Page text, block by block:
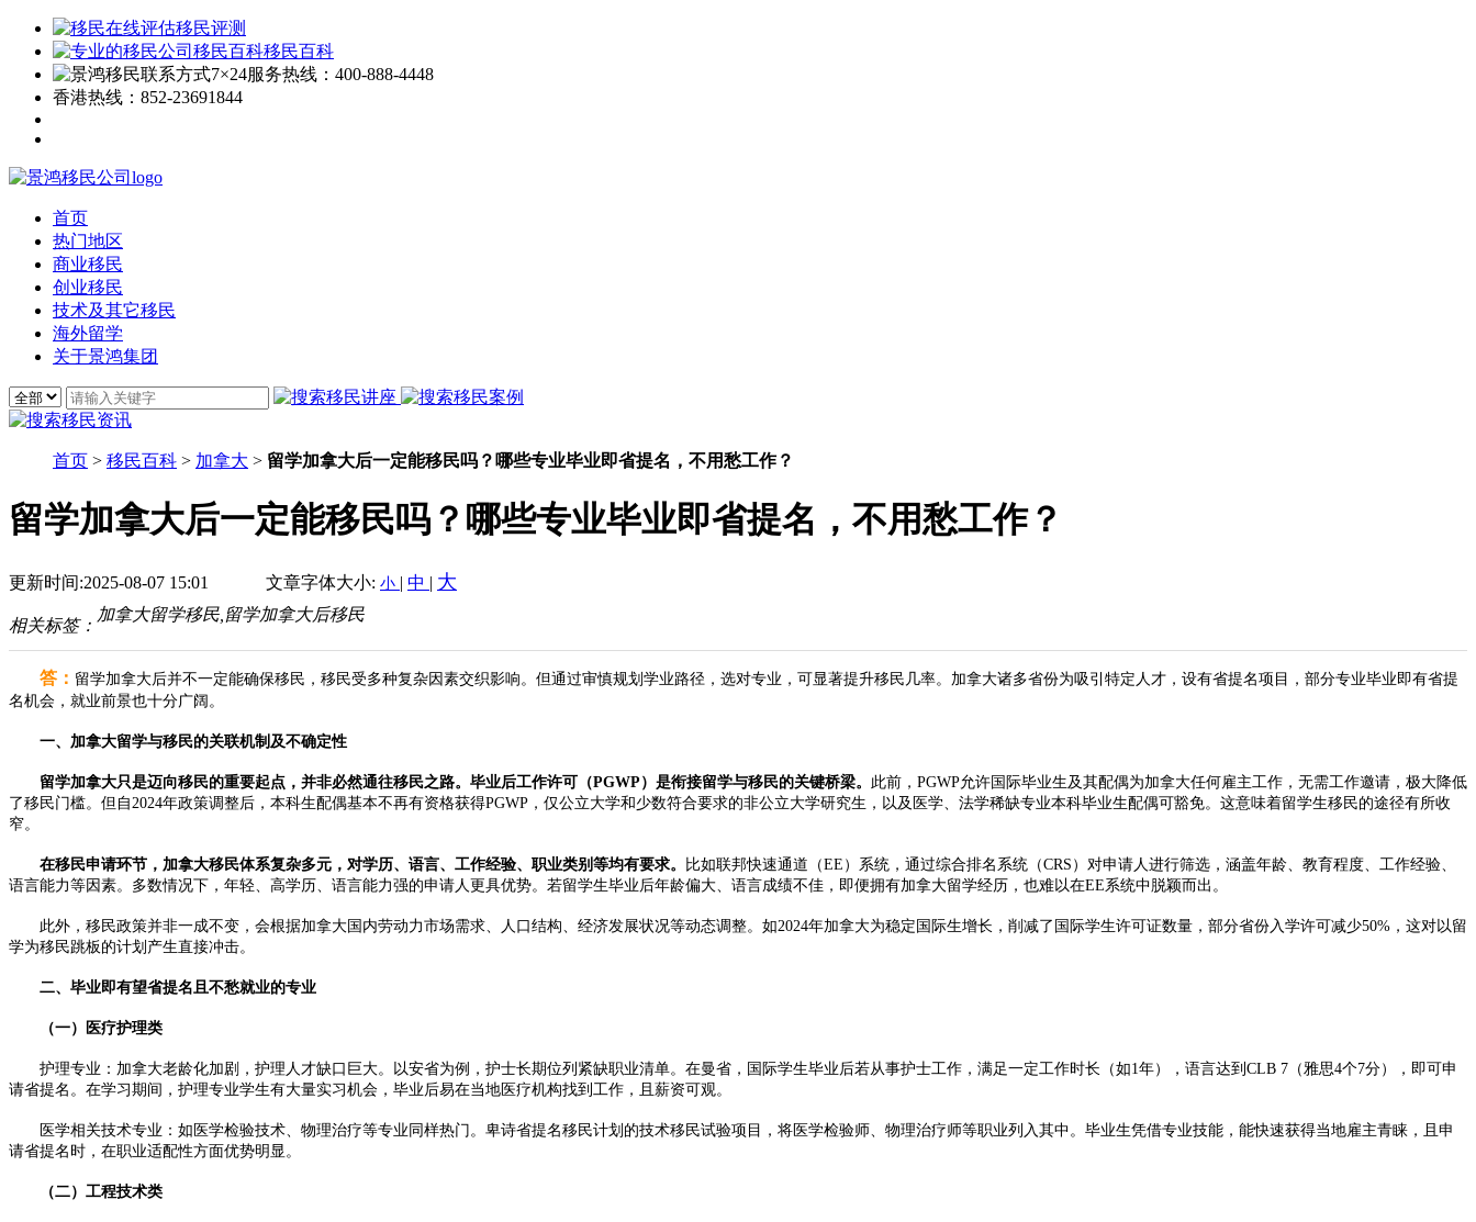
移民评测
移民百科
7×24服务热线： 400-888-4448
香港热线： 852-23691844
首页
热门地区
商业移民
创业移民
技术及其它移民
海外留学
关于景鸿集团
首页 > 移民百科 > 加拿大 > 留学加拿大后一定能移民吗？哪些专业毕业即省提名，不用愁工作？
留学加拿大后一定能移民吗？哪些专业毕业即省提名，不用愁工作？
更新时间:2025-08-07 15:01 文章字体大小: 小 | 中 | 大
相关标签：
加拿大留学移民,留学加拿大后移民
答： 留学加拿大后并不一定能确保移民，移民受多种复杂因素交织影响。但通过审慎规划学业路径，选对专业，可显著提升移民几率。加拿大诸多省份为吸引特定人才，设有省提名项目，部分专业毕业即有省提
名机会，就业前景也十分广阔。​
一、加拿大留学与移民的关联机制及不确定性​
留学加拿大只是迈向移民的重要起点，并非必然通往移民之路。毕业后工作许可（PGWP）是衔接留学与移民的关键桥梁。 此前，PGWP允许国际毕业生及其配偶为加拿大任何雇主工作，无需工作邀请，极大降低
了移民门槛。但自2024年政策调整后，本科生配偶基本不再有资格获得PGWP，仅公立大学和少数符合要求的非公立大学研究生，以及医学、法学稀缺专业本科毕业生配偶可豁免。这意味着留学生移民的途径有所收
窄。​
在移民申请环节，加拿大移民体系复杂多元，对学历、语言、工作经验、职业类别等均有要求。
比如联邦快速通道（EE）系统，通过综合排名系统（CRS）对申请人进行筛选，涵盖年龄、教育程度、工作经验、
语言能力等因素。多数情况下，年轻、高学历、语言能力强的申请人更具优势。若留学生毕业后年龄偏大、语言成绩不佳，即便拥有加拿大留学经历，也难以在EE系统中脱颖而出。​
此外，移民政策并非一成不变，会根据加拿大国内劳动力市场需求、人口结构、经济发展状况等动态调整。如2024年加拿大为稳定国际生增长，削减了国际学生许可证数量，部分省份入学许可减少50%，这对以留
学为移民跳板的计划产生直接冲击。​
二、毕业即有望省提名且不愁就业的专业​
（一）医疗护理类​
护理专业：加拿大老龄化加剧，护理人才缺口巨大。以安省为例，护士长期位列紧缺职业清单。在曼省，国际学生毕业后若从事护士工作，满足一定工作时长（如1年），语言达到CLB 7（雅思4个7分），即可申
请省提名。在学习期间，护理专业学生有大量实习机会，毕业后易在当地医疗机构找到工作，且薪资可观。​
医学相关技术专业：如医学检验技术、物理治疗等专业同样热门。卑诗省提名移民计划的技术移民试验项目，将医学检验师、物理治疗师等职业列入其中。毕业生凭借专业技能，能快速获得当地雇主青睐，且申
请省提名时，在职业适配性方面优势明显。​
（二）工程技术类​